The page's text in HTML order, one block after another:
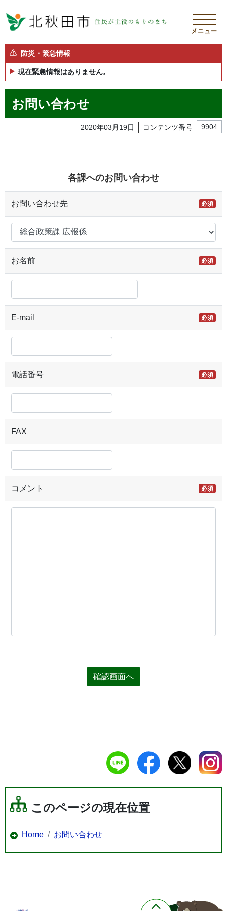
メニュー
防災・緊急情報
現在緊急情報はありません。
お問い合わせ
2020年03月19日 コンテンツ番号 9904
各課へのお問い合わせ
お問い合わせ先 必須
お名前 必須
E-mail 必須
電話番号 必須
FAX
コメント 必須
確認画面へ
このページの現在位置
Home お問い合わせ